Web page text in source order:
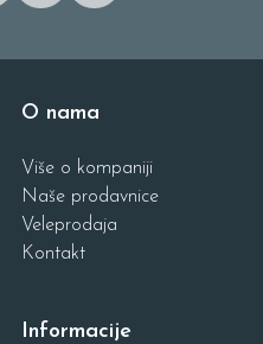
O nama
Više o kompaniji
Naše prodavnice
Veleprodaja
Kontakt
Informacije